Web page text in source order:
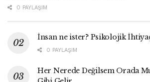
0 PAYLAŞIM
İnsan ne ister? Psikolojik
0 PAYLAŞIM
Her Nerede Değilsem Orada